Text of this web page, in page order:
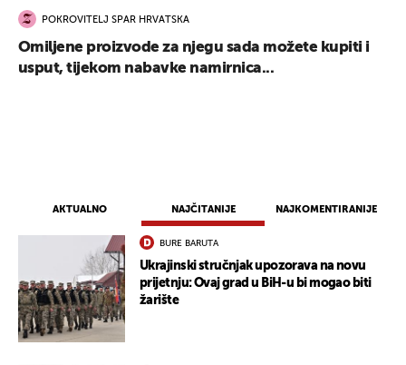
AKTUALNO NAJČITANIJE NAJKOMENTIRANIJE
BURE BARUTA
Ukrajinski stručnjak upozorava na novu
prijetnju: Ovaj grad u BiH-u bi mogao biti
žarište
POKROVITELJ SPAR HRVATSKA
Omiljene proizvode za njegu sada možete kupiti i
usput, tijekom nabavke namirnica...